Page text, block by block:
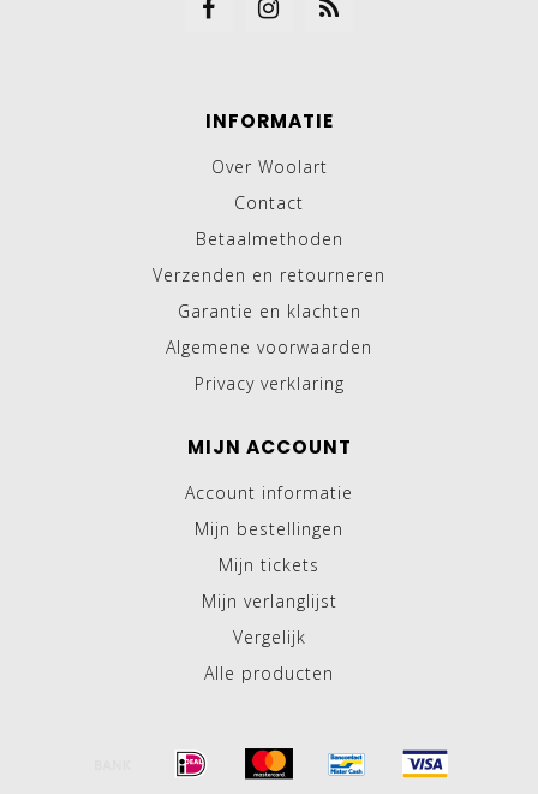
INFORMATIE
Over Woolart
Contact
Betaalmethoden
Verzenden en retourneren
Garantie en klachten
Algemene voorwaarden
Privacy verklaring
MIJN ACCOUNT
Account informatie
Mijn bestellingen
Mijn tickets
Mijn verlanglijst
Vergelijk
Alle producten